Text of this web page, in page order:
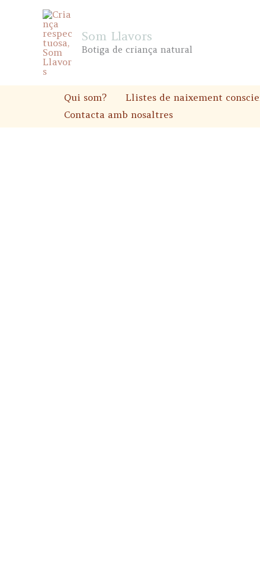
Som Llavors
Botiga de criança natural
Qui som? Llistes de naixement
Contacta amb nosaltres